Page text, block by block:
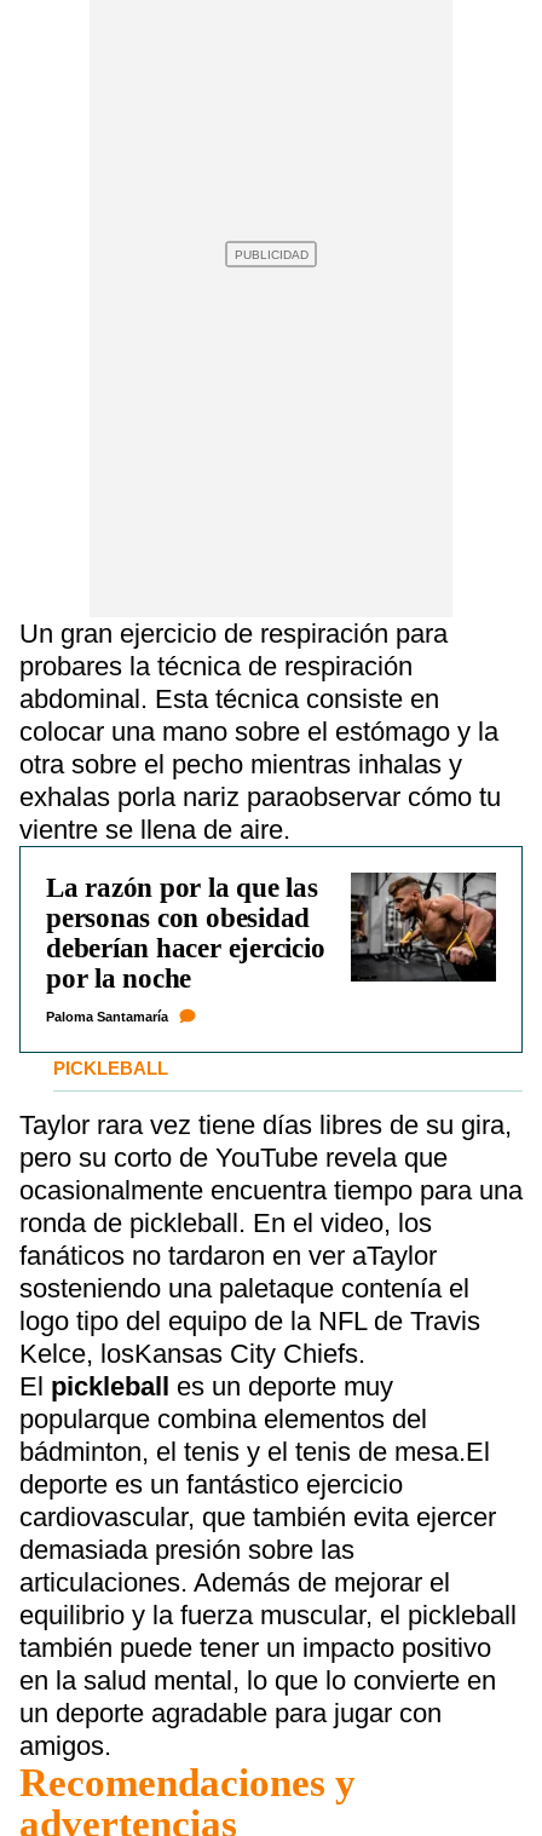
Un gran ejercicio de respiración para
probares la técnica de respiración
abdominal. Esta técnica consiste en
colocar una mano sobre el estómago y la
otra sobre el pecho mientras inhalas y
exhalas porla nariz paraobservar cómo tu
vientre se llena de aire.
La razón por la que las
personas con obesidad
deberían hacer ejercicio
por la noche
Paloma Santamaría
PICKLEBALL
Taylor rara vez tiene días libres de su gira,
pero su corto de YouTube revela que
ocasionalmente encuentra tiempo para una
ronda de pickleball. En el video, los
fanáticos no tardaron en ver aTaylor
sosteniendo una paletaque contenía el
logo tipo del equipo de la NFL de Travis
Kelce, losKansas City Chiefs.
El pickleball es un deporte muy
popularque combina elementos del
bádminton, el tenis y el tenis de mesa.El
deporte es un fantástico ejercicio
cardiovascular, que también evita ejercer
demasiada presión sobre las
articulaciones. Además de mejorar el
equilibrio y la fuerza muscular, el pickleball
también puede tener un impacto positivo
en la salud mental, lo que lo convierte en
un deporte agradable para jugar con
amigos.
Recomendaciones y
advertencias